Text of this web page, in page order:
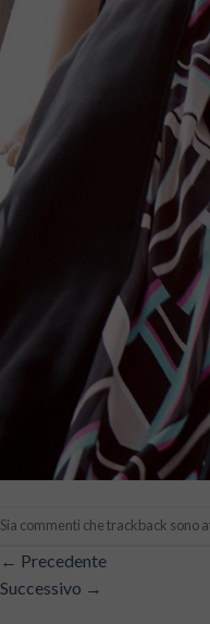
Sia commenti che trackback sono
← Precedente
Successivo →